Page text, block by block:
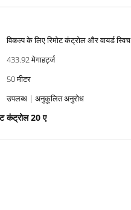
विकल्प के लिए रिमोट कंट्रोल और वायर्ड स्विच
433.92 मेगाहर्ट्ज
50 मीटर
उपलब्ध | अनुकूलित अनुरोध
कंट्रोल 20 ए